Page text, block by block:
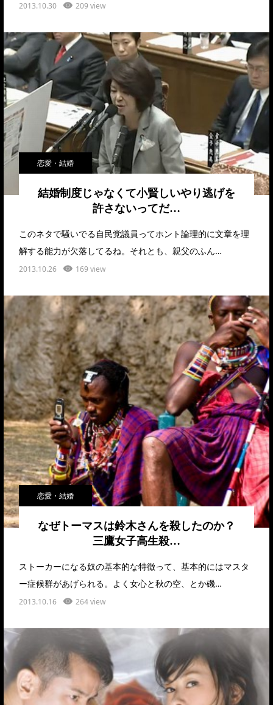
2013.10.30 209 view
恋愛・結婚
結婚制度じゃなくて小賢しいやり逃げを
許さないってだ…
このネタで騒いでる自民党議員ってホント論理的に文章を理
解する能力が欠落してるね。それとも、親父のふん…
2013.10.26 169 view
恋愛・結婚
なぜトーマスは鈴木さんを殺したのか？
三鷹女子高生殺…
ストーカーになる奴の基本的な特徴って、基本的にはマスタ
ー症候群があげられる。よく女心と秋の空、とか磯…
2013.10.16 264 view